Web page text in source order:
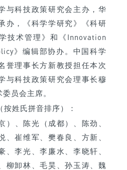
与科技政策研究会主办，华
办，《科学学研究》《科研
技术管理》和《Innovation
》编辑部协办。中国科学
誉理事长方新教授担任本次
与科技政策研究会理事长穆
员会主席。
姓氏拼音排序）：
）、陈光（成都）、陈劲、
、崔维军、樊春良、方新、
、李光、李廉水、李晓轩、
柳卸林、毛昊、孙玉涛、魏